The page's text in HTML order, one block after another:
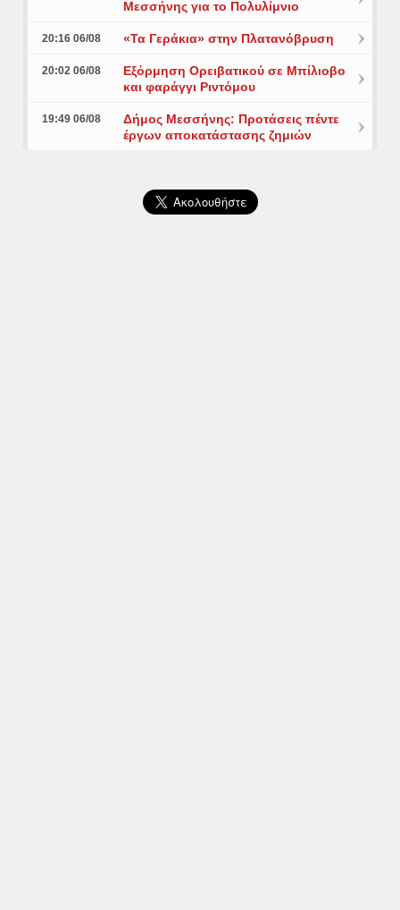
Μεσσήνης για το Πολυλίμνιο
20:16 06/08 «Τα Γεράκια» στην Πλατανόβρυση
20:02 06/08
Εξόρμηση Ορειβατικού σε Μπίλιοβο
και φαράγγι Ριντόμου
19:49 06/08
Δήμος Μεσσήνης: Προτάσεις πέντε
έργων αποκατάστασης ζημιών